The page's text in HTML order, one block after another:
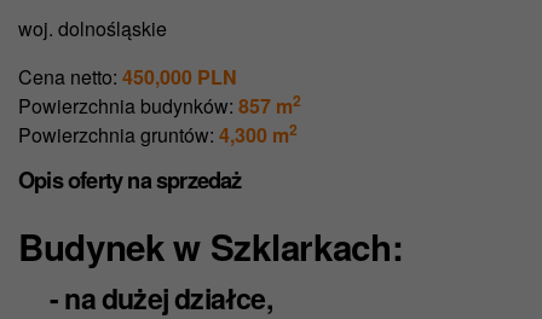
woj. dolnośląskie
Cena netto: 450,000 PLN
Powierzchnia budynków: 857 m2
Powierzchnia gruntów: 4,300 m2
Opis ofertyna sprzedaż
Budynek w Szklarkach:
- na dużej działce,